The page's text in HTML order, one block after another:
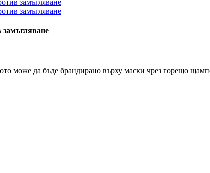
замъгляване
може да бъде брандирано върху маски чрез горещо